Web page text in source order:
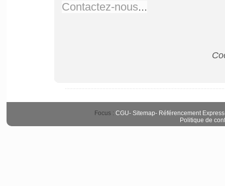
Contactez-nous...
Focus : CGU- Sitemap- Référencement Express
Politique de